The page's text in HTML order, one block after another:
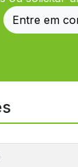
Entre em